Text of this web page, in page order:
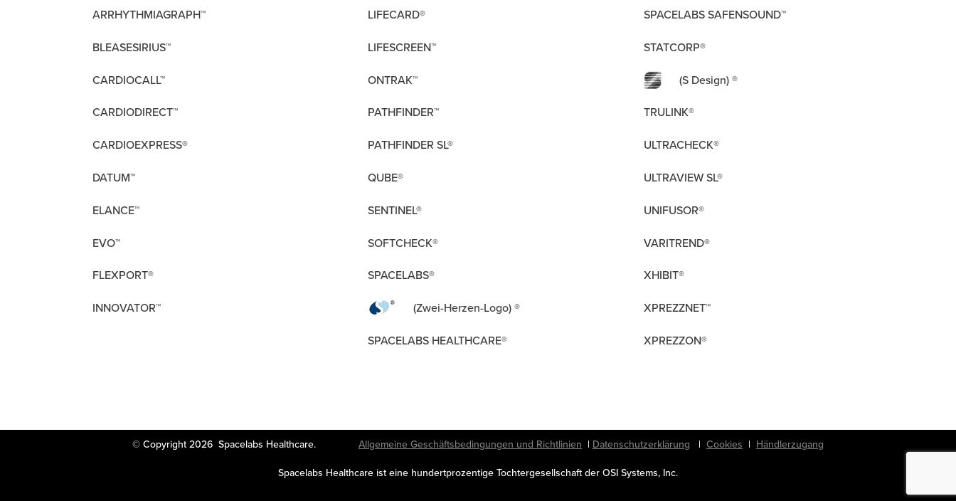
ARRHYTHMIAGRAPH™
BLEASESIRIUS™
CARDIOCALL™
CARDIODIRECT™
CARDIOEXPRESS®
DATUM™
ELANCE™
EVO™
FLEXPORT®
INNOVATOR™
LIFECARD®
LIFESCREEN™
ONTRAK™
PATHFINDER™
PATHFINDER SL®
QUBE®
SENTINEL®
SOFTCHECK®
SPACELABS®
(Zwei-Herzen-Logo) ®
SPACELABS HEALTHCARE®
SPACELABS SAFENSOUND™
STATCORP®
(S Design) ®
TRULINK®
ULTRACHECK®
ULTRAVIEW SL®
UNIFUSOR®
VARITREND®
XHIBIT®
XPREZZNET™
XPREZZON®
© Copyright 2026 Spacelabs Healthcare. Allgemeine Geschäftsbedingungen und Richtlinien | Datenschutzerklärung | Cookies | Händlerzugang
Spacelabs Healthcare ist eine hundertprozentige Tochtergesellschaft der OSI Systems, Inc.